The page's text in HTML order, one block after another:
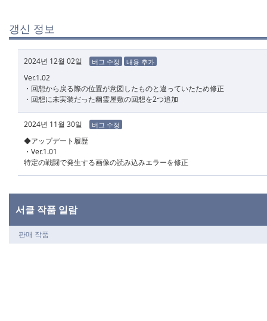
갱신 정보
2024년 12월 02일 버그 수정 내용 추가
Ver.1.02
・回想から戻る際の位置が意図したものと違っていたため修正
・回想に未実装だった幽霊屋敷の回想を2つ追加
2024년 11월 30일 버그 수정
◆アップデート履歴
・Ver.1.01
特定の戦闘で発生する画像の読み込みエラーを修正
서클 작품 일람
판매 작품